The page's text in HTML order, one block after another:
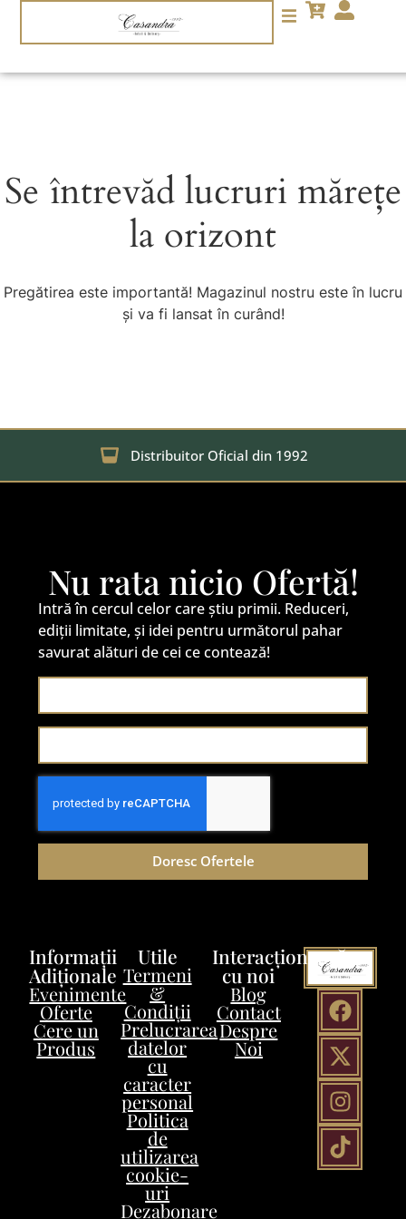
Se întrevăd lucruri mărețe
la orizont
Pregătirea este importantă! Magazinul nostru este în lucru
și va fi lansat în curând!
Distribuitor Oficial din 1992
Nu rata nicio Ofertă!
Intră în cercul celor care știu primii. Reduceri,
ediții limitate, și idei pentru următorul pahar
savurat alături de cei ce contează!
Doresc Ofertele
Interacționează
cu noi
Blog
Contact
Despre
Noi
Utile
Termeni
&
Condiții
Prelucrarea
datelor
cu
caracter
personal
Politica
de
utilizarea
cookie-
uri
Dezabonare
Informații
Adiționale
Evenimente
Oferte
Cere un
Produs